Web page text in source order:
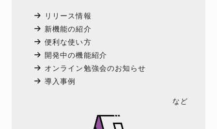
リリース情報
新機能の紹介
便利な使い方
開発中の機能紹介
オンライン勉強会のお知らせ
導入事例
など